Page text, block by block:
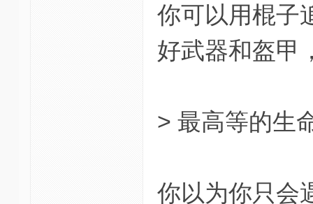
你可以用棍子
好武器和盔甲
> 最高等的生
你以为你只会